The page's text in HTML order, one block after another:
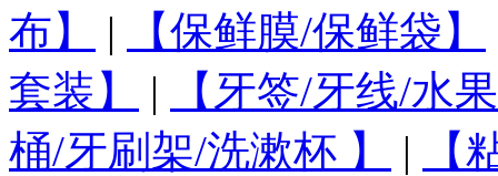
布】
| 【保鲜膜/保鲜袋】
套装】
|
【牙签/牙线/水
桶/牙刷架/洗漱杯 】
|
【